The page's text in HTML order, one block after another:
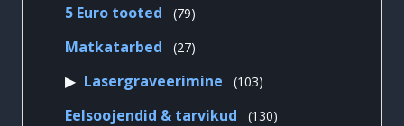
5 Euro tooted 7979
Matkatarbed 2727
Lasergraveerimine 103103
Eelsoojendid & tarvikud 130130